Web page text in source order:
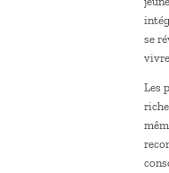
se
Les